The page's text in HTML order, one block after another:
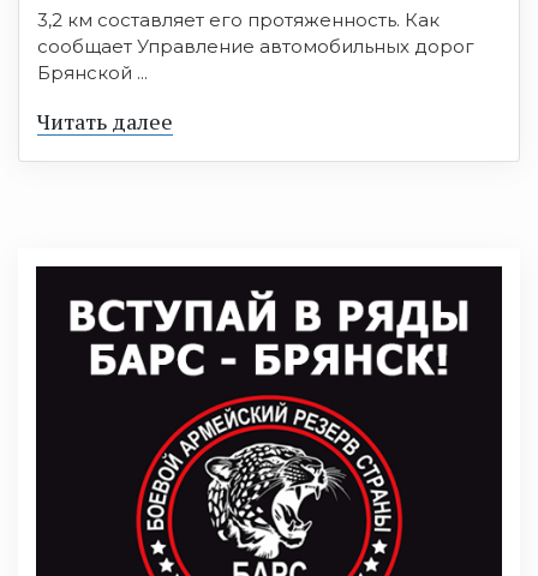
3,2 км составляет его протяженность. Как
сообщает Управление автомобильных дорог
Брянской ...
Читать далее